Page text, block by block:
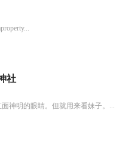
社
神明的眼睛。但就用来看妹子。...